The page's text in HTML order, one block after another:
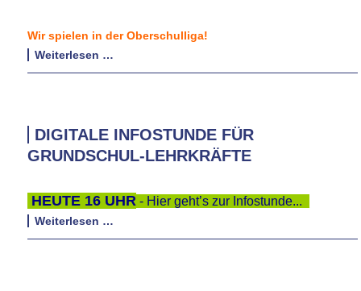
Wir spielen in der Oberschulliga!
Weiterlesen …
Oberschulliga
DIGITALE INFOSTUNDE FÜR
GRUNDSCHUL-LEHRKRÄFTE
HEUTE 16 UHR - Hier geht’s zur Infostunde...
Weiterlesen …
Infostunde